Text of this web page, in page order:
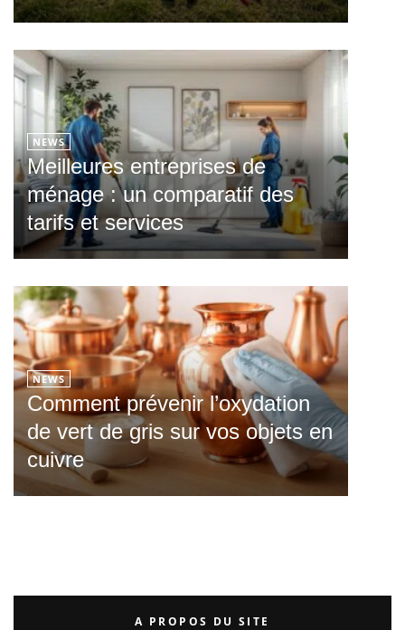
NEWS
Meilleures entreprises de
ménage : un comparatif des
tarifs et services
NEWS
Comment prévenir l’oxydation
de vert de gris sur vos objets en
cuivre
A PROPOS DU SITE